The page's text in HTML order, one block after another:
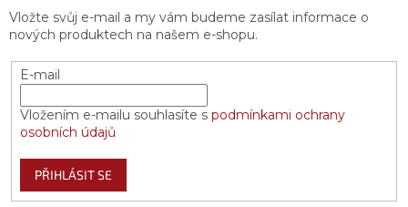
Vložte svůj e-mail a my vám budeme zasílat informace o
nových produktech na našem e-shopu.
E-mail
Vložením e-mailu souhlasíte s podmínkami ochrany
osobních údajů
PŘIHLÁSIT SE